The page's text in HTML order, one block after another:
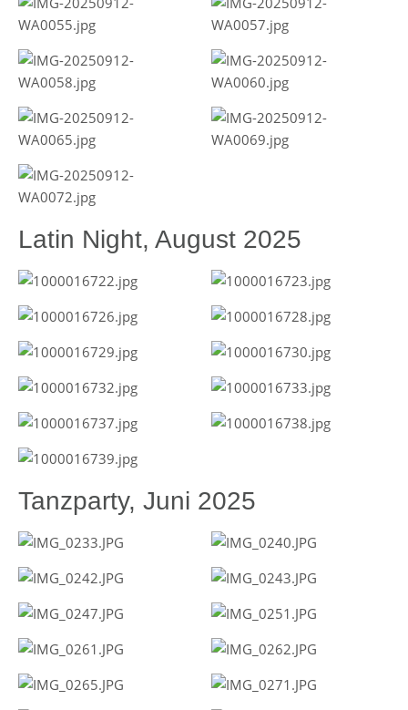
Latin Night, August 2025
Tanzparty, Juni 2025